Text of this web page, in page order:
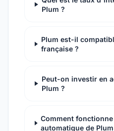
Plum ?
Plum est-il
française ?
Peut-on investir en
Plum ?
Comment
automatique de Plum